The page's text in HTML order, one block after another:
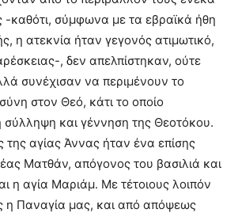
-καθότι, σύμφωνα με τα εβραϊκά ήθη
η ατεκνία ήταν γεγονός ατιμωτικό,
, δεν απελπίστηκαν, ούτε
συνέχισαν να περιμένουν το
στον Θεό, κάτι το οποίο
σύλληψη και γέννηση της Θεοτόκου.
της αγίας Άννας ήταν ένα επίσης
Ματθάν, απόγονος του βασιλιά και
η αγία Μαριάμ. Με τέτοιους λοιπόν
η Παναγία μας, και από απόψεως